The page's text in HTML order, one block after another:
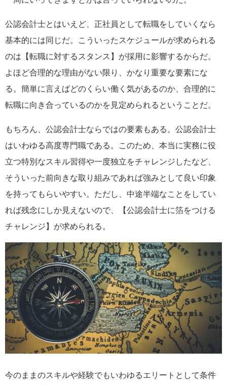
公認会計士とはいえど、正社員として転職をしていくなら
基本的には同じだ。こういったスケジュールが求められる
のは【転職に対するスタンス】が採用に影響するからだ。
よほど合理的な理由がない限り、かなり重要な要素にな
る。簡単に言えばどのくらい働く気があるのか、合理的に
転職に向き合っているのかを見定められるということだ。
もちろん、公認会計士ならではの要素もある。公認会計士
はいわゆる高度専門職である。このため、本当に実務に役
立つ特別なスキル習得や一度独立をチャレンジしたなど、
そういった前向きな取り組みであれば強みとして良い印象
を持ってもらいやすい。ただし、中途半端なことをしてい
れば残念にしか見えないので、【公認会計士に箔をつける
チャレンジ】が求められる。
今のままのスキルや経験でもいわゆるエリートとして条件